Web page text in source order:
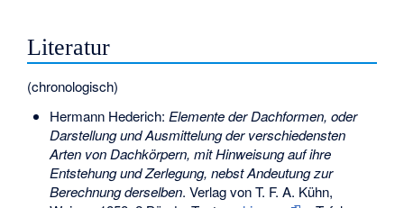
Literatur
(chronologisch)
Hermann Hederich: Elemente der Dachformen, oder
Darstellung und Ausmittelung der verschiedensten
Arten von Dachkörpern, mit Hinweisung auf ihre
Entstehung und Zerlegung, nebst Andeutung zur
Berechnung derselben. Verlag von T. F. A. Kühn,